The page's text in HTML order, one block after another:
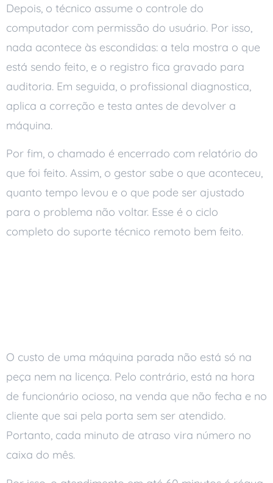
Depois, o técnico assume o controle do
computador com permissão do usuário. Por isso,
nada acontece às escondidas: a tela mostra o que
está sendo feito, e o registro fica gravado para
auditoria. Em seguida, o profissional diagnostica,
aplica a correção e testa antes de devolver a
máquina.
Por fim, o chamado é encerrado com relatório do
que foi feito. Assim, o gestor sabe o que aconteceu,
quanto tempo levou e o que pode ser ajustado
para o problema não voltar. Esse é o ciclo
completo do suporte técnico remoto bem feito.
O custo de uma máquina parada não está só na
peça nem na licença. Pelo contrário, está na hora
de funcionário ocioso, na venda que não fecha e no
cliente que sai pela porta sem ser atendido.
Portanto, cada minuto de atraso vira número no
caixa do mês.